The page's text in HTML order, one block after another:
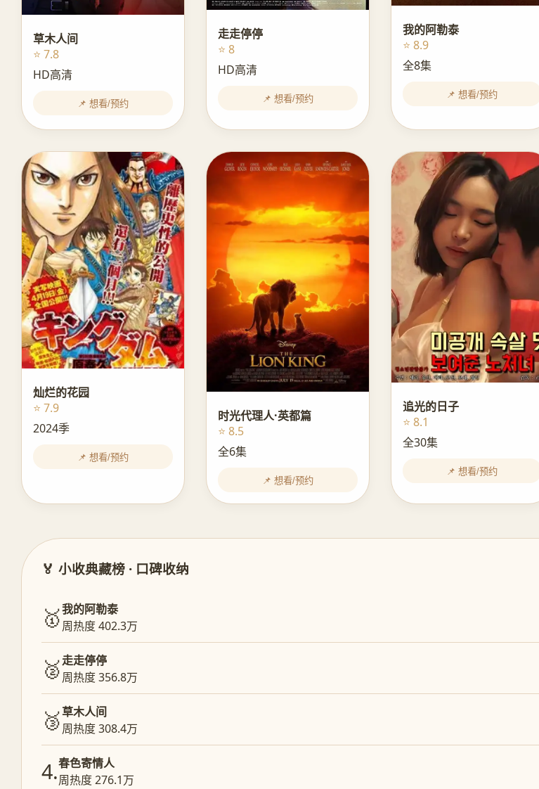
草木人间
⭐ 7.8
HD高清
📌 想看/预约
走走停停
⭐ 8
HD高清
📌 想看/预约
我的阿勒泰
⭐ 8.9
全8集
📌 想看/预约
灿烂的花园
⭐ 7.9
2024季
📌 想看/预约
时光代理人·英都篇
⭐ 8.5
全6集
📌 想看/预约
追光的日子
⭐ 8.1
全30集
📌 想看/预约
🏅 小收典藏榜 · 口碑收纳
🥇我的阿勒泰
周热度 402.3万
🥈走走停停
周热度 356.8万
🥉草木人间
周热度 308.4万
4.春色寄情人
周热度 276.1万